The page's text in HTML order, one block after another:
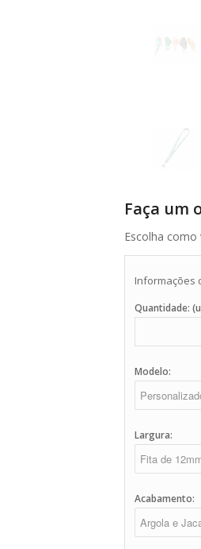
Faça um
Escolha como
Informações
Quantidade:
Modelo:
Largura:
Acabamento: